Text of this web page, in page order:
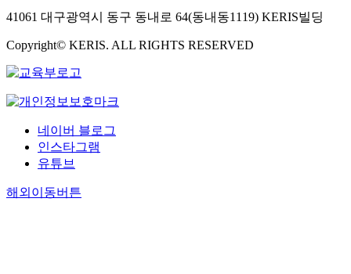
41061 대구광역시 동구 동내로 64(동내동1119) KERIS빌딩
Copyright© KERIS. ALL RIGHTS RESERVED
네이버 블로그
인스타그램
유튜브
해외이동버튼